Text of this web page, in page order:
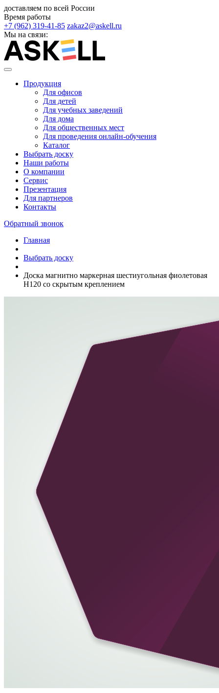
доставляем по всей России
Время работы
+7 (962) 319-41-85 zakaz2@askell.ru
Мы на связи:
Продукция
Для офисов
Для детей
Для учебных заведений
Для дома
Для общественных мест
Для проведения онлайн-обучения
Каталог
Выбрать доску
Наши работы
О компании
Сервис
Презентация
Для партнеров
Контакты
Обратный звонок
Главная
Выбрать доску
Доска магнитно маркерная шестиугольная фиолетовая
Н120 со скрытым креплением